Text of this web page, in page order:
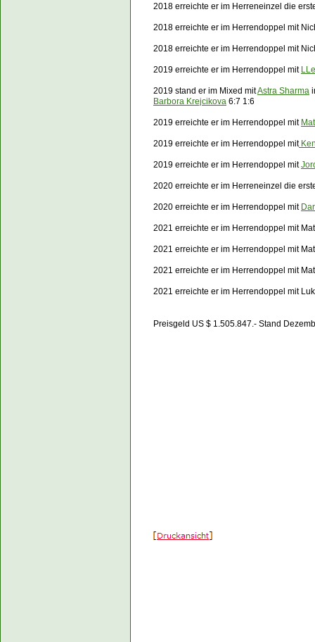
2018 erreichte er im Herreneinzel die
2018 erreichte er im Herrendoppel mit
2018 erreichte er im Herrendoppel mit
2019 erreichte er im Herrendoppel mit
2019 stand er im Mixed mitAstra Sharma
Barbora Krejcikova 6:7 1:6
2019 erreichte er im Herrendoppel mit
2019 erreichte er im Herrendoppel mit
2019 erreichte er im Herrendoppel mit
2020 erreichte er im Herreneinzel die
2020 erreichte er im Herrendoppel mit
2021 erreichte er im Herrendoppel mit
2021 erreichte er im Herrendoppel mit
2021 erreichte er im Herrendoppel mit
2021 erreichte er im Herrendoppel mit
Preisgeld US $ 1.505.847.- Stand